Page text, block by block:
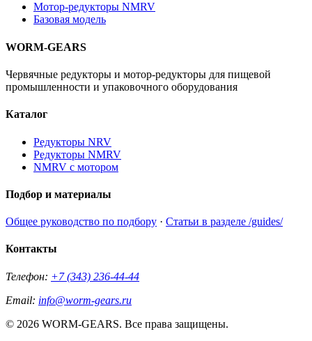
Мотор-редукторы NMRV
Базовая модель
WORM-GEARS
Червячные редукторы и мотор-редукторы для пищевой
промышленности и упаковочного оборудования
Каталог
Редукторы NRV
Редукторы NMRV
NMRV с мотором
Подбор и материалы
Общее руководство по подбору · Статьи в разделе /guides/
Контакты
Телефон: +7 (343) 236-44-44
Email: info@worm-gears.ru
© 2026 WORM-GEARS. Все права защищены.